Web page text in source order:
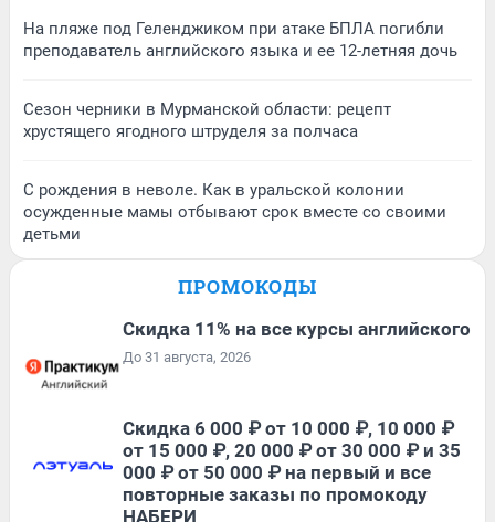
На пляже под Геленджиком при атаке БПЛА погибли
преподаватель английского языка и ее 12-летняя дочь
Сезон черники в Мурманской области: рецепт
хрустящего ягодного штруделя за полчаса
С рождения в неволе. Как в уральской колонии
осужденные мамы отбывают срок вместе со своими
детьми
ПРОМОКОДЫ
Скидка 11% на все курсы английского
До 31 августа, 2026
Скидка 6 000 ₽ от 10 000 ₽, 10 000 ₽
от 15 000 ₽, 20 000 ₽ от 30 000 ₽ и 35
000 ₽ от 50 000 ₽ на первый и все
повторные заказы по промокоду
НАБЕРИ